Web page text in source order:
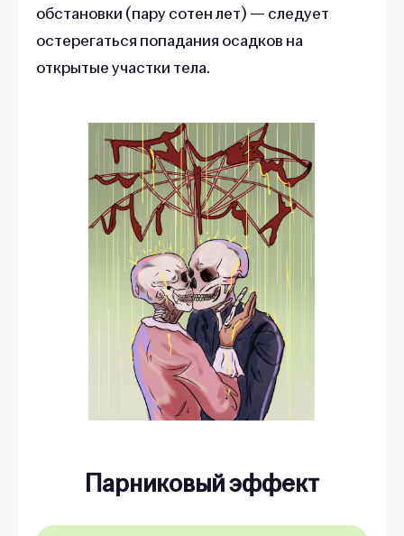
обстановки (пару сотен лет) — следует
остерегаться попадания осадков на
открытые участки тела.
Парниковый эффект